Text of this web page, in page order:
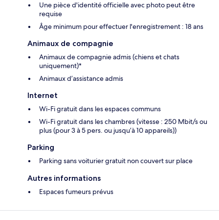
Une pièce d'identité officielle avec photo peut être
requise
Âge minimum pour effectuer l'enregistrement : 18 ans
Animaux de compagnie
Animaux de compagnie admis (chiens et chats
uniquement)*
Animaux d’assistance admis
Internet
Wi-Fi gratuit dans les espaces communs
Wi-Fi gratuit dans les chambres (vitesse : 250 Mbit/s ou
plus (pour 3 à 5 pers. ou jusqu’à 10 appareils))
Parking
Parking sans voiturier gratuit non couvert sur place
Autres informations
Espaces fumeurs prévus